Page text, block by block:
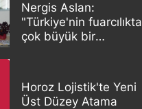
Nergis Aslan:
"Türkiye'nin fuarcılıkta
çok büyük bir
Horoz Lojistik'te Yeni
Üst Düzey Atama